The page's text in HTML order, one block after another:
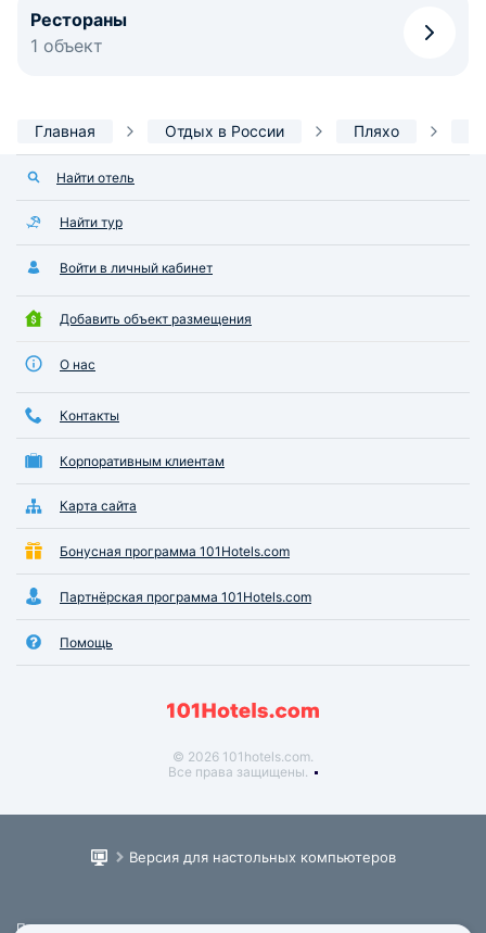
Рестораны
1 объект
Главная Отдых в России Пляхо
Найти отель
Найти тур
Войти в личный кабинет
Добавить объект размещения
О нас
Контакты
Корпоративным клиентам
Карта сайта
Бонусная программа 101Hotels.com
Партнёрская программа 101Hotels.com
Помощь
© 2026 101hotels.com.
Все права защищены.
Версия для настольных компьютеров
Пользовательское соглашение